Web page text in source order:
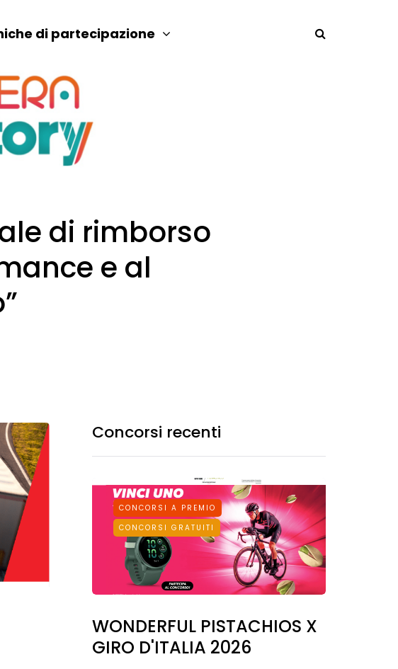
di partecipazione
di rimborso
e al
Concorsi recenti
CONCORSI A PREMIO
CONCORSI GRATUITI
WONDERFUL PISTACHIOS X
GIRO D'ITALIA 2026